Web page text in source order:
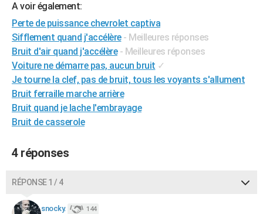
Se connecter
Primaires
Universités
Entreprises
Service militaire
Avis de recherche
FORUM
Bricolage
Lifestyle
Culture
Sport
Auto
Television
Voyage
Cinema
A voir également:
Perte de puissance chevrolet captiva
Sifflement quand j'accélère - Meilleures réponses
Bruit d'air quand j'accélère - Meilleures réponses
Voiture ne démarre pas, aucun bruit ✓
Je tourne la clef, pas de bruit, tous les voyants s'allument
Bruit ferraille marche arrière
Bruit quand je lache l'embrayage
Bruit de casserole
4 réponses
RÉPONSE 1 / 4
snocky. 144